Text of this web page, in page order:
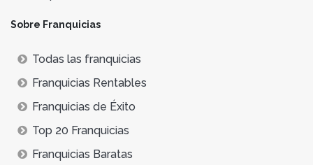
Sobre Franquicias
Todas las franquicias
Franquicias Rentables
Franquicias de Éxito
Top 20 Franquicias
Franquicias Baratas